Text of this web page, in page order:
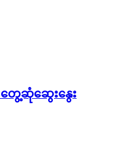
တွေ့ဆုံဆွေးနွေး